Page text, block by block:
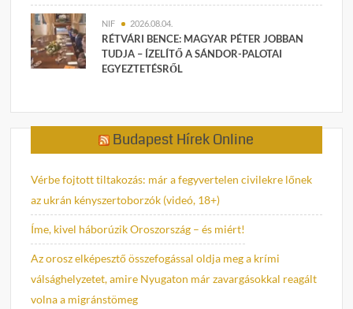
NIF 2026.08.04.
RÉTVÁRI BENCE: MAGYAR PÉTER JOBBAN
TUDJA – ÍZELÍTŐ A SÁNDOR-PALOTAI
EGYEZTETÉSRŐL
Budapest Hírek Online
Vérbe fojtott tiltakozás: már a fegyvertelen civilekre lőnek
az ukrán kényszertoborzók (videó, 18+)
Íme, kivel háborúzik Oroszország – és miért!
Az orosz elképesztő összefogással oldja meg a krími
válsághelyzetet, amire Nyugaton már zavargásokkal reagált
volna a migránstömeg